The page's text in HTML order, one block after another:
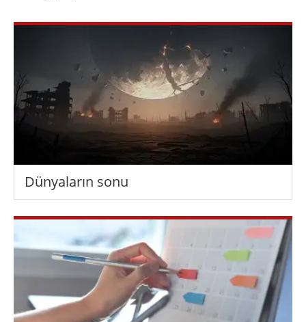
Dünyaların sonu